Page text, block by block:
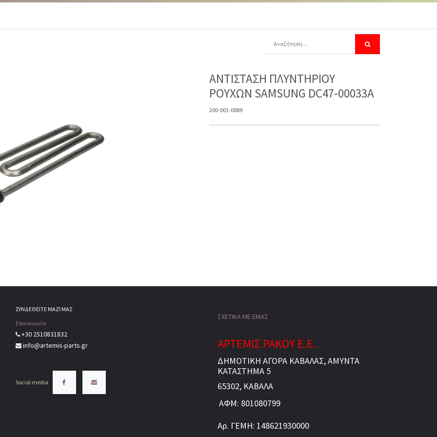
ΑΝΤΙΣΤΑΣΗ ΠΛΥΝΤΗΡΙΟΥ
ΡΟΥΧΩΝ SAMSUNG DC47-00033A
200-001-0889
ΣΥΝΔΕΘΕΙΤΕ ΜΑΖΙ ΜΑΣ
Επικοινωνία
+30 2510831832
info@artemis-parts.gr
Social media
ΣΧΕΤΙΚΑ ΜΕ ΕΜΑΣ
ΑΡΤΕΜΙΣ ΡΑΚΟΥ Ε.Ε.
ΔΗΜΟΤΙΚΗ ΑΓΟΡΑ ΚΑΒΑΛΑΣ, ΑΜΥΝΤΑ
ΚΑΤΑΣΤΗΜΑ 5
65302, ΚΑΒΑΛΑ
ΑΦΜ: 801080799
Αρ. ΓΕΜΗ: 148621930000